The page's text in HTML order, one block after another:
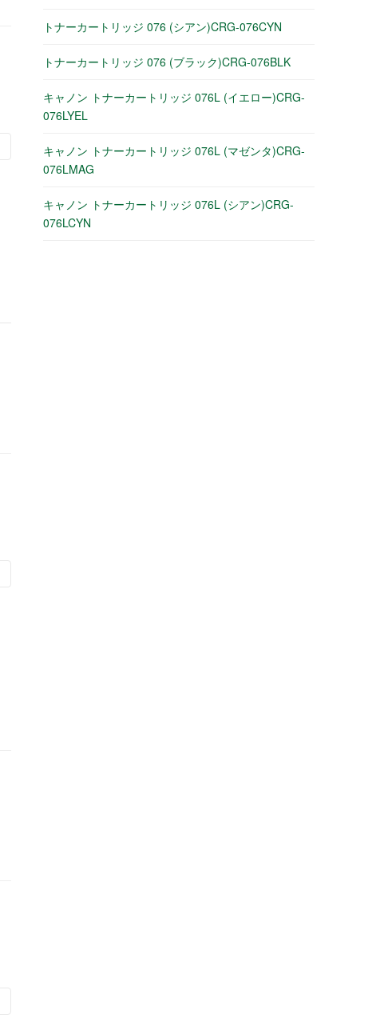
トナーカートリッジ 076 (シアン)CRG-076CYN
トナーカートリッジ 076 (ブラック)CRG-076BLK
キャノン トナーカートリッジ 076L (イエロー)CRG-
076LYEL
キャノン トナーカートリッジ 076L (マゼンタ)CRG-
076LMAG
キャノン トナーカートリッジ 076L (シアン)CRG-
076LCYN